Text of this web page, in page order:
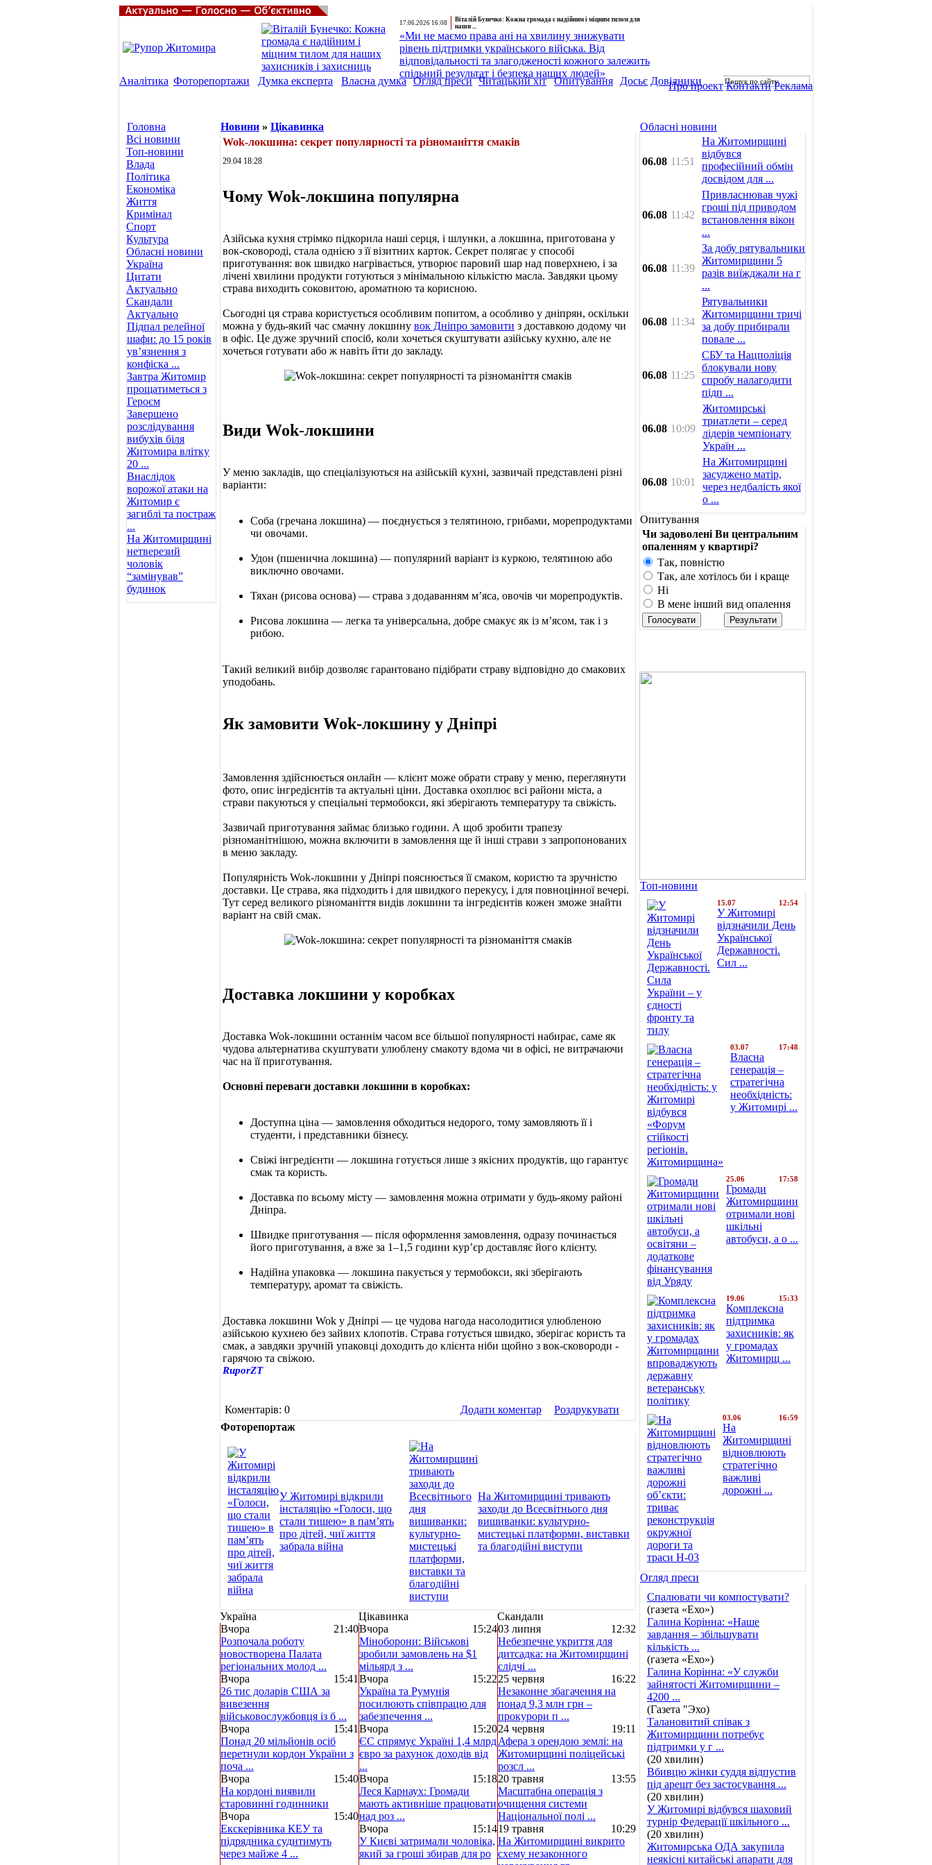
17.06.2026 16:08
Віталій Бунечко: Кожна громада є надійним і міцним тилом для
наши ...
«Ми не маємо права ані на хвилину знижувати
рівень підтримки українського війська. Від
відповідальності та злагодженості кожного залежить
спільний результат і безпека наших людей»
Про проект Контакти Реклама
Аналітика Фоторепортажи Думка експерта Власна думка Огляд преси Читацький хіт Опитування Досьє Довідники
Головна
Всі новини
Топ-новини
Влада
Політика
Економіка
Життя
Кримінал
Спорт
Культура
Обласні новини
Україна
Цитати
Актуально
Скандали
Актуально
Підпал релейної
шафи: до 15 років
ув’язнення з
конфіска ...
Завтра Житомир
прощатиметься з
Героєм
Завершено
розслідування
вибухів біля
Житомира влітку
20 ...
Внаслідок
ворожої атаки на
Житомир є
загиблі та постраж
...
На Житомирщині
нетверезий
чоловік
“замінував”
будинок
Новини » Цікавинка
Wok-локшина: секрет популярності та різноманіття смаків
29.04 18:28
Чому Wok-локшина популярна
Азійська кухня стрімко підкорила наші серця, і шлунки, а локшина, приготована у
вок-сковороді, стала однією з її візитних карток. Секрет полягає у способі
приготування: вок швидко нагрівається, утворює паровий шар над поверхнею, і за
лічені хвилини продукти готуються з мінімальною кількістю масла. Завдяки цьому
страва виходить соковитою, ароматною та корисною.
Сьогодні ця страва користується особливим попитом, а особливо у дніпрян, оскільки
можна у будь-який час смачну локшину вок Дніпро замовити з доставкою додому чи
в офіс. Це дуже зручний спосіб, коли хочеться скуштувати азійську кухню, але не
хочеться готувати або ж навіть йти до закладу.
Види Wok-локшини
У меню закладів, що спеціалізуються на азійській кухні, зазвичай представлені різні
варіанти:
Соба (гречана локшина) — поєднується з телятиною, грибами, морепродуктами
чи овочами.
Удон (пшенична локшина) — популярний варіант із куркою, телятиною або
виключно овочами.
Тяхан (рисова основа) — страва з додаванням м’яса, овочів чи морепродуктів.
Рисова локшина — легка та універсальна, добре смакує як із м’ясом, так і з
рибою.
Такий великий вибір дозволяє гарантовано підібрати страву відповідно до смакових
уподобань.
Як замовити Wok-локшину у Дніпрі
Замовлення здійснюється онлайн — клієнт може обрати страву у меню, переглянути
фото, опис інгредієнтів та актуальні ціни. Доставка охоплює всі райони міста, а
страви пакуються у спеціальні термобокси, які зберігають температуру та свіжість.
Зазвичай приготування займає близько години. А щоб зробити трапезу
різноманітнішою, можна включити в замовлення ще й інші страви з запропонованих
в меню закладу.
Популярність Wok-локшини у Дніпрі пояснюється її смаком, користю та зручністю
доставки. Це страва, яка підходить і для швидкого перекусу, і для повноцінної вечері.
Тут серед великого різноманіття видів локшини та інгредієнтів кожен зможе знайти
варіант на свій смак.
Доставка локшини у коробках
Доставка Wok-локшини останнім часом все більшої популярності набирає, саме як
чудова альтернатива скуштувати улюблену смакоту вдома чи в офісі, не витрачаючи
час на її приготування.
Основні переваги доставки локшини в коробках:
Доступна ціна — замовлення обходиться недорого, тому замовляють її і
студенти, і представники бізнесу.
Свіжі інгредієнти — локшина готується лише з якісних продуктів, що гарантує
смак та користь.
Доставка по всьому місту — замовлення можна отримати у будь-якому районі
Дніпра.
Швидке приготування — після оформлення замовлення, одразу починається
його приготування, а вже за 1–1,5 години кур’єр доставляє його клієнту.
Надійна упаковка — локшина пакується у термобокси, які зберігають
температуру, аромат та свіжість.
Доставка локшини Wok у Дніпрі — це чудова нагода насолодитися улюбленою
азійською кухнею без зайвих клопотів. Страва готується швидко, зберігає користь та
смак, а завдяки зручній упаковці доходить до клієнта ніби щойно з вок-сковороди -
гарячою та свіжою.
RuporZT
Коментарів: 0 Додати коментар
Роздрукувати
Фоторепортаж
У Житомирі відкрили
інсталяцію «Голоси, що
стали тишею» в пам’ять
про дітей, чиї життя
забрала війна
На Житомирщині тривають
заходи до Всесвітнього дня
вишиванки: культурно-
мистецькі платформи, виставки
та благодійні виступи
Україна Цікавинка
Скандали
Вчора
21:40
Розпочала роботу
новостворена Палата
регіональних молод ...
Вчора
15:41
26 тис доларів США за
вивезення
військовослужбовця із б ...
Вчора
15:41
Понад 20 мільйонів осіб
перетнули кордон України з
поча ...
Вчора
15:40
На кордоні виявили
старовинні годинники
Вчора
15:40
Екскерівника КЕУ та
підрядника судитимуть
через майже 4 ...
Вчора
15:24
Міноборони: Військові
зробили замовлень на $1
мільярд з ...
Вчора
15:22
Україна та Румунія
посилюють співпрацю для
забезпечення ...
Вчора
15:20
ЄС спрямує Україні 1,4 млрд
євро за рахунок доходів від
...
Вчора
15:18
Леся Карнаух: Громади
мають активніше працювати
над роз ...
Вчора
15:14
У Києві затримали чоловіка,
який за гроші збирав для ро
03 липня
12:32
Небезпечне укриття для
дитсадка: на Житомирщині
слідчі ...
25 червня
16:22
Незаконне збагачення на
понад 9,3 млн грн –
прокурори п ...
24 червня
19:11
Афера з орендою землі: на
Житомирщині поліцейські
розсл ...
20 травня
13:55
Масштабна операція з
очищення системи
Національної полі ...
19 травня
10:29
На Житомирщині викрито
схему незаконного
Обласні новини
06.08 11:51
На Житомирщині
відбувся
професійний обмін
досвідом для ...
06.08 11:42
Привласнював чужі
гроші під приводом
встановлення вікон
...
06.08 11:39
За добу рятувальники
Житомирщини 5
разів виїжджали на г
...
06.08 11:34
Рятувальники
Житомирщини тричі
за добу прибирали
повале ...
06.08 11:25
СБУ та Нацполіція
блокували нову
спробу налагодити
підп ...
06.08 10:09
Житомирські
триатлети – серед
лідерів чемпіонату
Україн ...
06.08 10:01
На Житомирщині
засуджено матір,
через недбалість якої
о ...
Опитування
Чи задоволені Ви центральним
опаленням у квартирі?
Так, повністю
Так, але хотілось би і краще
Ні
В мене інший вид опалення
Топ-новини
15.07 12:54
У Житомирі
відзначили День
Української
Державності.
Сил ...
03.07 17:48
Власна
генерація –
стратегічна
необхідність:
у Житомирі ...
25.06 17:58
Громади
Житомирщини
отримали нові
шкільні
автобуси, а о ...
19.06 15:33
Комплексна
підтримка
захисників: як
у громадах
Житомирщ ...
03.06 16:59
На
Житомирщині
відновлюють
стратегічно
важливі
дорожні ...
Огляд преси
Спалювати чи компостувати?
(газета «Ехо»)
Галина Корінна: «Наше
завдання – збільшувати
кількість ...
(газета «Ехо»)
Галина Корінна: «У служби
зайнятості Житомирщини –
4200 ...
(Газета "Эхо)
Талановитий співак з
Житомирщини потребує
підтримки у г ...
(20 хвилин)
Вбивцю жінки суддя відпустив
під арешт без застосування ...
(20 хвилин)
У Житомирі відбувся шаховий
турнір Федерації шкільного ...
(20 хвилин)
Житомирська ОДА закупила
неякісні китайські апарати для